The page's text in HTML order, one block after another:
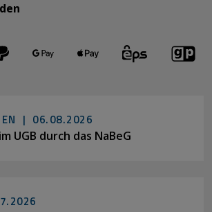
| 06.08.2026
UGB durch das NaBeG